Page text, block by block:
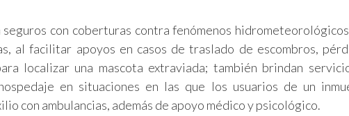
con coberturas contra fenómenos
al facilitar apoyos en casos de traslado de escombros,
localizar una mascota extraviada; también brindan
en situaciones en las que los usuarios de un
con ambulancias, además de apoyo médico y psicológico.